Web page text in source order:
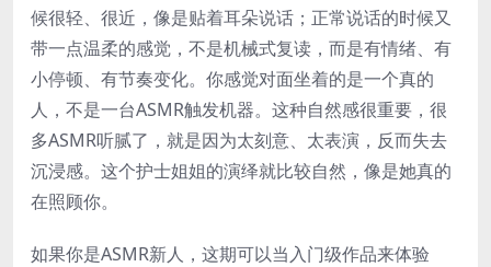
候很轻、很近，像是贴着耳朵说话；正常说话的时候又
带一点温柔的感觉，不是机械式复读，而是有情绪、有
小停顿、有节奏变化。你感觉对面坐着的是一个真的
人，不是一台ASMR触发机器。这种自然感很重要，很
多ASMR听腻了，就是因为太刻意、太表演，反而失去
沉浸感。这个护士姐姐的演绎就比较自然，像是她真的
在照顾你。
如果你是ASMR新人，这期可以当入门级作品来体验